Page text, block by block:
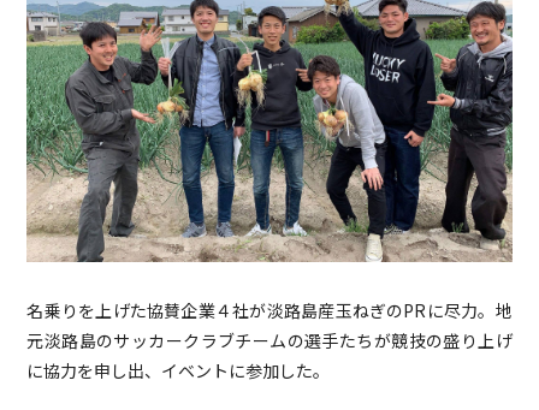
名乗りを上げた協賛企業４社が淡路島産玉ねぎのPRに尽力。地
元淡路島のサッカークラブチームの選手たちが競技の盛り上げ
に協力を申し出、イベントに参加した。